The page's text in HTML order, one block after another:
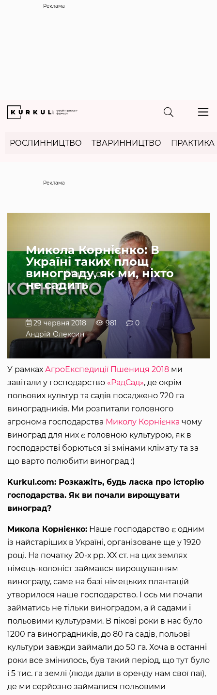
Реклама
РОСЛИННИЦТВО ТВАРИННИЦТВО ПРАКТИКА
Микола Корнієнко: В
Україні таких площ
винограду, як ми, ніхто
не садить
29 червня 2018 981
0
Андрій Олексин
У рамках АгроЕкспедиції Пшениця 2018 ми
завітали у господарство «РадСад», де окрім
польових культур та садів посаджено 720 га
виноградників. Ми розпитали головного
агронома господарства Миколу Корнієнка чому
виноград для них є головною культурою, як в
господарстві борються зі змінами клімату та за
що варто полюбити виноград :)
Kurkul.com: Розкажіть, будь ласка про історію
господарства. Як ви почали вирощувати
виноград?
Микола Корнієнко: Наше господарство є одним
із найстаріших в Україні, організоване ще у 1920
році. На початку 20-х рр. ХХ ст. на цих землях
німець-колоніст займався вирощуванням
винограду, саме на базі німецьких плантацій
утворилося наше господарство. І ось ми почали
займатись не тільки виноградом, а й садами і
польовими культурами. В пікові роки в нас було
1200 га виноградників, до 80 га садів, польові
культури завжди займали до 50 га. Хоча в останні
роки все змінилось, був такий період, що тут було
і 5 тис. га землі (люди дали в оренду нам свої паї),
де ми серйозно займалися польовими
Реклама